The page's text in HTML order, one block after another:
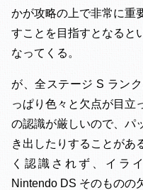
かが攻略の上で非常に重
すことを目指すとなると
なってくる。
が、全ステージ S ラン
っぱり色々と欠点が目立
の認識が厳しいので、パ
き出したりすることがあ
く認識されず、イラ
Nintendo DS そのものの